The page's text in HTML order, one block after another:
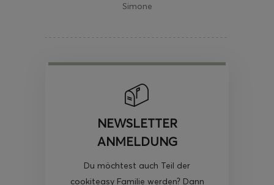
Simone
NEWSLETTER
ANMELDUNG
Du möchtest auch Teil der
cookiteasy Familie werden? Dann